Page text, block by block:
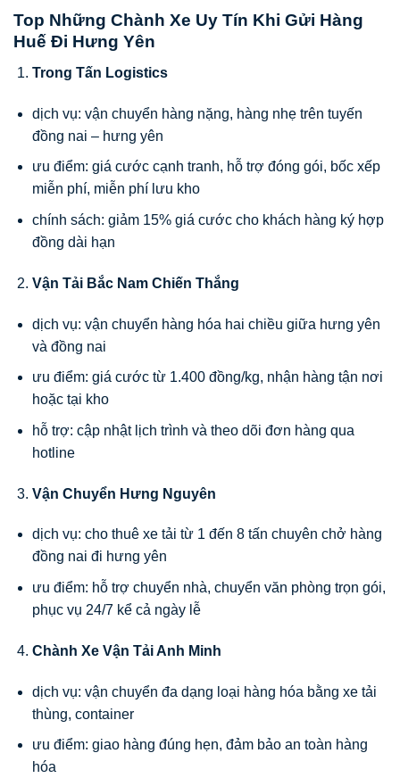
Top Những Chành Xe Uy Tín Khi Gửi Hàng
Huế Đi Hưng Yên
Trong Tấn Logistics
dịch vụ: vận chuyển hàng nặng, hàng nhẹ trên tuyến
đồng nai – hưng yên
ưu điểm: giá cước cạnh tranh, hỗ trợ đóng gói, bốc xếp
miễn phí, miễn phí lưu kho
chính sách: giảm 15% giá cước cho khách hàng ký hợp
đồng dài hạn
Vận Tải Bắc Nam Chiến Thắng
dịch vụ: vận chuyển hàng hóa hai chiều giữa hưng yên
và đồng nai
ưu điểm: giá cước từ 1.400 đồng/kg, nhận hàng tận nơi
hoặc tại kho
hỗ trợ: cập nhật lịch trình và theo dõi đơn hàng qua
hotline
Vận Chuyển Hưng Nguyên
dịch vụ: cho thuê xe tải từ 1 đến 8 tấn chuyên chở hàng
đồng nai đi hưng yên
ưu điểm: hỗ trợ chuyển nhà, chuyển văn phòng trọn gói,
phục vụ 24/7 kể cả ngày lễ
Chành Xe Vận Tải Anh Minh
dịch vụ: vận chuyển đa dạng loại hàng hóa bằng xe tải
thùng, container
ưu điểm: giao hàng đúng hẹn, đảm bảo an toàn hàng
hóa